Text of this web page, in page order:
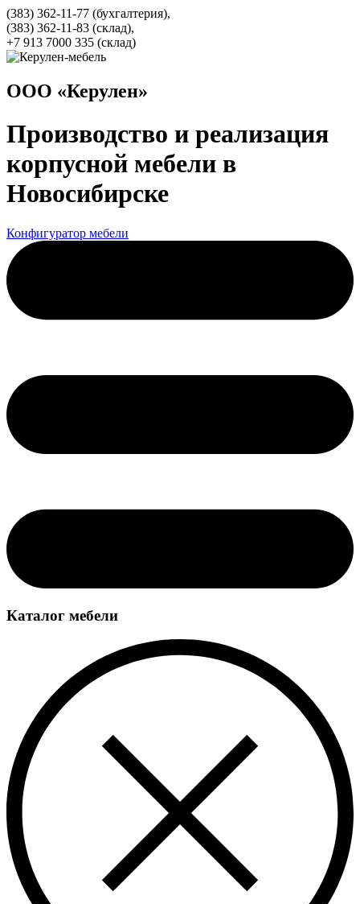
(383) 362-11-77 (бухгалтерия),
(383) 362-11-83 (cклад),
+7 913 7000 335 (склад)
ООО «Керулен»
Производство и реализация
корпусной мебели в
Новосибирске
Конфигуратор мебели
Каталог мебели